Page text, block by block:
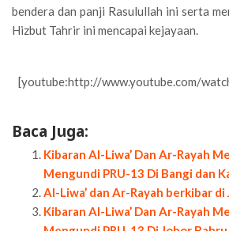
bendera dan panji Rasulullah ini serta
Hizbut Tahrir ini mencapai kejayaan.
[youtube:http://www.youtube.com/
Baca Juga:
Kibaran Al-Liwa’ Dan Ar-Rayah
Mengundi PRU-13 Di Bangi dan
Al-Liwa’ dan Ar-Rayah berkibar di
Kibaran Al-Liwa’ Dan Ar-Rayah